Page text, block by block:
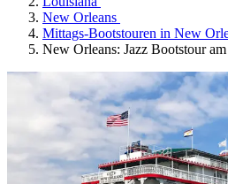
New Orleans
Mittags-Bootstouren in New
New Orleans: Jazz Bootstour